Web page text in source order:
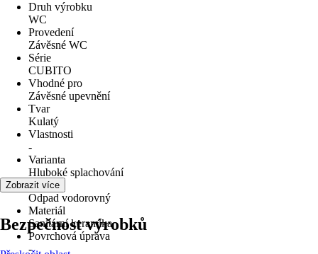
Druh výrobku
WC
Provedení
Závěsné WC
Série
CUBITO
Vhodné pro
Závěsné upevnění
Tvar
Kulatý
Vlastnosti
-
Varianta
Hluboké splachování
Odpad
Odpad vodorovný
Materiál
Sanitární keramika
Povrchová úprava
-
Zobrazit více
Bezpečnost výrobků